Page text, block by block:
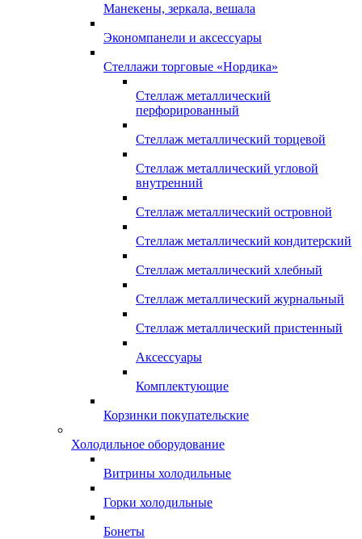
Манекены, зеркала, вешала
Экономпанели и аксессуары
Стеллажи торговые «Нордика»
Стеллаж металлический
перфорированный
Стеллаж металлический торцевой
Стеллаж металлический угловой
внутренний
Стеллаж металлический островной
Стеллаж металлический кондитерский
Стеллаж металлический хлебный
Стеллаж металлический журнальный
Стеллаж металлический пристенный
Аксессуары
Комплектующие
Корзинки покупательские
Холодильное оборудование
Витрины холодильные
Горки холодильные
Бонеты